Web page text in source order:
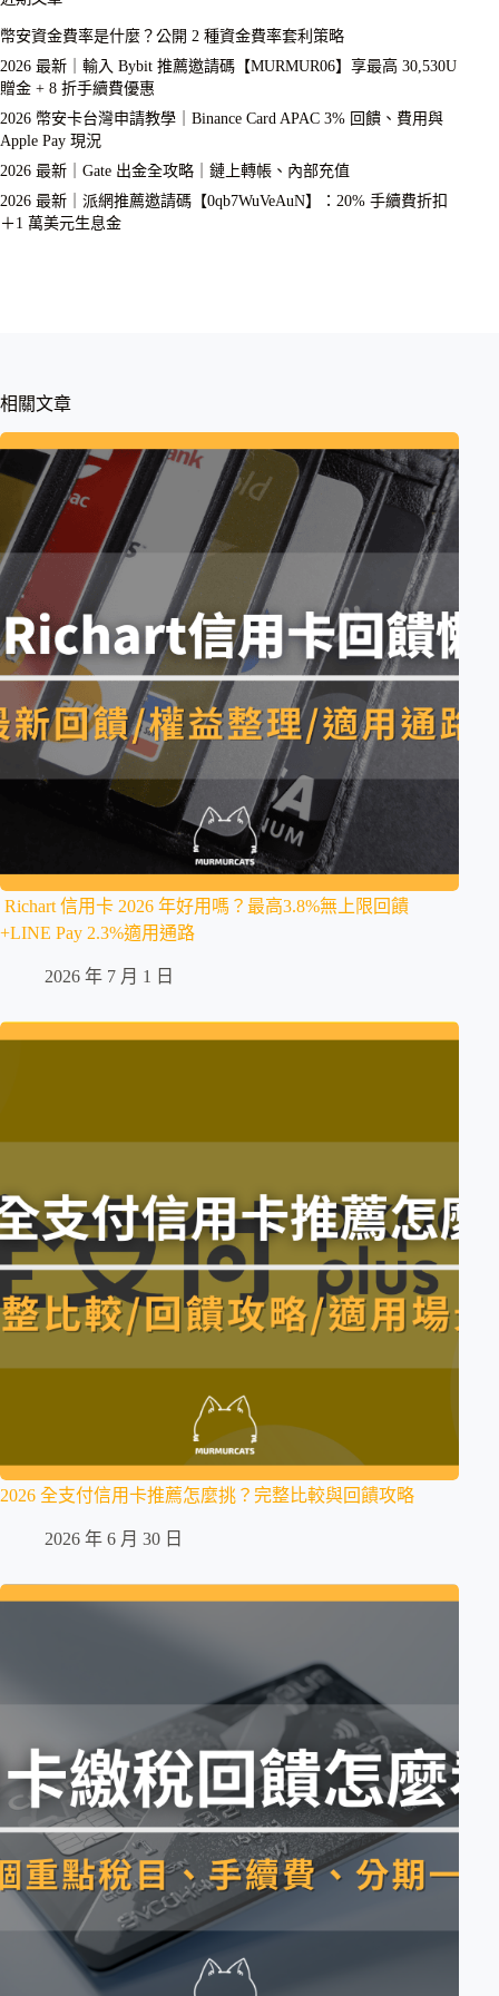
幣安資金費率是什麼？公開 2 種資金費率套利策略
2026 最新｜輸入 Bybit 推薦邀請碼【MURMUR06】享最高 30,530U
贈金 + 8 折手續費優惠
2026 幣安卡台灣申請教學｜Binance Card APAC 3% 回饋、費用與
Apple Pay 現況
2026 最新｜Gate 出金全攻略｜鏈上轉帳、內部充值
2026 最新｜派網推薦邀請碼【0qb7WuVeAuN】：20% 手續費折扣
＋1 萬美元生息金
相關文章
Richart 信用卡 2026 年好用嗎？最高3.8%無上限回饋
+LINE Pay 2.3%適用通路
2026 年 7 月 1 日
2026 全支付信用卡推薦怎麼挑？完整比較與回饋攻略
2026 年 6 月 30 日